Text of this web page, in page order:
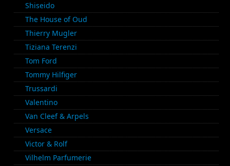
Shiseido
The House of Oud
Thierry Mugler
Tiziana Terenzi
Tom Ford
Tommy Hilfiger
Trussardi
Valentino
Van Cleef & Arpels
Versace
Victor & Rolf
Vilhelm Parfumerie